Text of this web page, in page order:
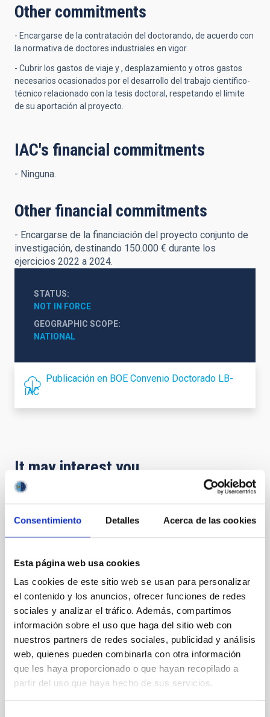
Consentimiento Detalles Acerca de las cookies
Esta página web usa cookies
Las cookies de este sitio web se usan para personalizar
el contenido y los anuncios, ofrecer funciones de redes
sociales y analizar el tráfico. Además, compartimos
información sobre el uso que haga del sitio web con
nuestros partners de redes sociales, publicidad y análisis
web, quienes pueden combinarla con otra información
que les haya proporcionado o que hayan recopilado a
partir del uso que haya hecho de sus servicios.
Other commitments
- Encargarse de la contratación del doctorando, de acuerdo con
la normativa de doctores industriales en vigor.
- Cubrir los gastos de viaje y , desplazamiento y otros gastos
necesarios ocasionados por el desarrollo del trabajo científico-
técnico relacionado con la tesis doctoral, respetando el límite
de su aportación al proyecto.
IAC's financial commitments
- Ninguna.
Other financial commitments
- Encargarse de la financiación del proyecto conjunto de
investigación, destinando 150.000 € durante los
ejercicios 2022 a 2024.
STATUS
NOT IN FORCE
GEOGRAPHIC SCOPE
NATIONAL
Publicación en BOE Convenio Doctorado LB-
IAC
It may interest you
telescopios William Herschel e Isaac
Canarias (IAC) y Science and Technology
Organisatie voor Wetenschappelijk
Onderzoek (NWO)
In force